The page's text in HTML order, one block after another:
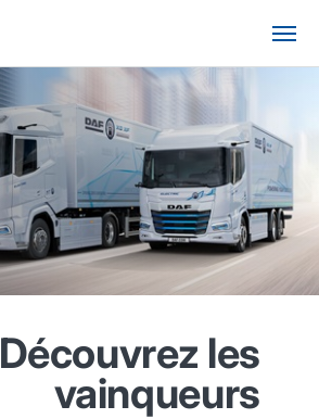
Découvrez les
vainqueurs